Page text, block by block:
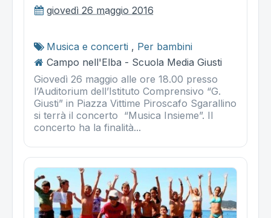
giovedì 26 maggio 2016
Musica e concerti , Per bambini
Campo nell'Elba - Scuola Media Giusti
Giovedì 26 maggio alle ore 18.00 presso
l’Auditorium dell’Istituto Comprensivo “G.
Giusti” in Piazza Vittime Piroscafo Sgarallino
si terrà il concerto “Musica Insieme”. Il
concerto ha la finalità...